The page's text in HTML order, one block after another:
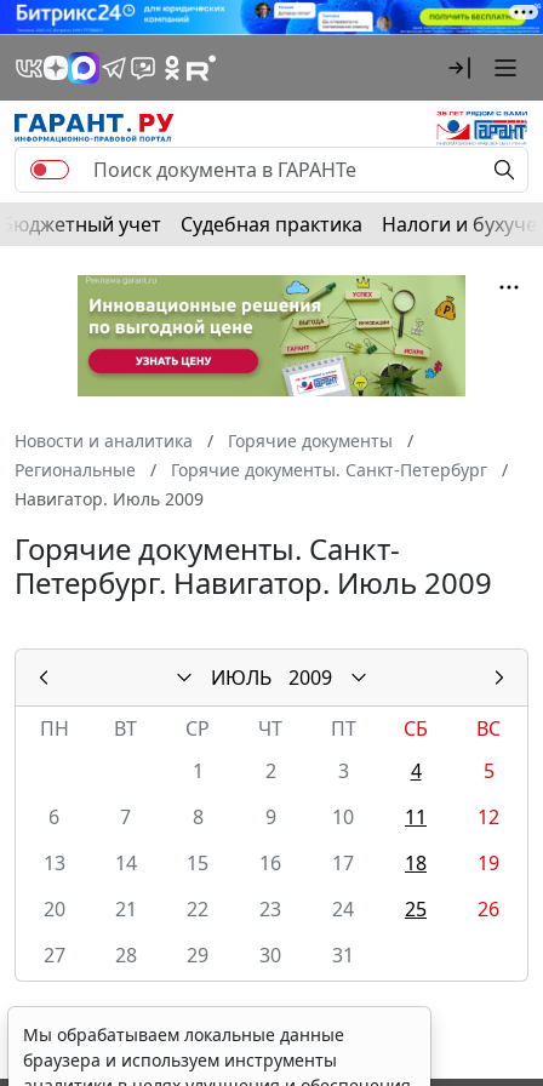
Бюджетный учет Судебная практика Налоги и
Новости и аналитика
Горячие документы
Региональные
Горячие документы. Санкт-Петербург
Навигатор. Июль 2009
Горячие документы. Санкт-
Петербург. Навигатор. Июль 2009
ИЮЛЬ
2009
ПН
ВТ СР ЧТ ПТ СБ
ВС
1
2 3 4
5
6
7 8 9 10 11
12
13
14 15 16 17 18
19
20
21 22 23 24 25
26
27
28 29 30 31
Мы обрабатываем локальные данные
браузера и используем инструменты